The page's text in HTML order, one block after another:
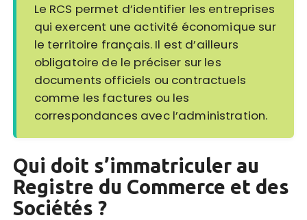
Le RCS permet d’identifier les entreprises
qui exercent une activité économique sur
le territoire français. Il est d’ailleurs
obligatoire de le préciser sur les
documents officiels ou contractuels
comme les factures ou les
correspondances avec l’administration.
Qui doit s’immatriculer au
Registre du Commerce et des
Sociétés ?